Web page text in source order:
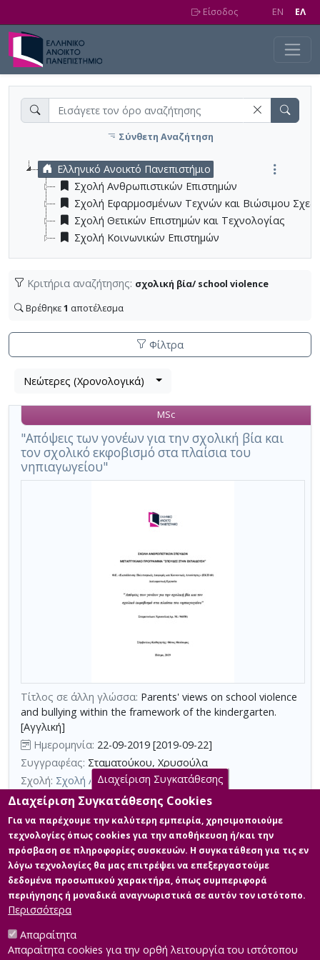
Είσοδος EN EΛ
Σύνθετη Αναζήτηση
Ελληνικό Ανοικτό Πανεπιστήμιο
Σχολή Ανθρωπιστικών Επιστημών
Σχολή Εφαρμοσμένων Τεχνών και Βιώσιμου
Σχολή Θετικών Επιστημών και Τεχνολογίας
Σχολή Κοινωνικών Επιστημών
Κριτήρια αναζήτησης: σχολική βία/ school violence
Βρέθηκε1 αποτέλεσμα
Φίλτρα
Βρέθηκε
αποτέλεσμα
,
σύνολο
σελίδων
χρήση
επιπλέον
κριτηρίων
αναζήτησης
Λίστα
τα
αποτελέσματα
αναζήτησης:
Νεώτερες (Χρονολογικά)
"Απόψεις των γονέων για την σχολική βία και
τον σχολικό εκφοβισμό στα πλαίσια του
νηπιαγωγείου"
MSc
Τίτλος σε άλλη γλώσσα: Parents' views on school violence
and bullying within the framework of the kindergarten.
[Αγγλική]
Ημερομηνία: 22-09-2019 [2019-09-22]
Συγγραφέας: Σταματούκου, Χρυσούλα
Σχολή: Σχολή Ανθρωπιστικών Επιστημών
Τμήμα: Επιστήμες της Αγωγής (ΕΚΠ)
Περίληψη (Abstract):
Η σχολική βία και ο εκφοβισμός αποτελούν
ένα θέμα που προβληματίζει ιδιαίτερα τους γονείς, τους
εκπαιδευτικούς, αλλά και την ευρύτερη κοινωνία. Πρόκειται για
ένα φαινόμενο πολυδιάστατο, με πολλαπλούς παράγοντες
πυροδότησης και εμπλοκής. Ένας εξ αυτών είναι η οικογένεια
που διαδραματίζει καθοριστικό ρόλο στη διαμόρφωση
στερεοτύπων, πεποιθήσεων και συμπεριφορών. Συνεπώς,
σκοπός της εργασίας είναι η ...
Διαχείριση Συγκατάθεσης
Διαχείριση Συγκατάθεσης Cookies
Για να παρέχουμε την καλύτερη εμπειρία, χρησιμοποιούμε
τεχνολογίες όπως cookies για την αποθήκευση ή/και την
πρόσβαση σε πληροφορίες συσκευών. Η συγκατάθεση για τις εν
λόγω τεχνολογίες θα μας επιτρέψει να επεξεργαστούμε
δεδομένα προσωπικού χαρακτήρα, όπως συμπεριφορά
περιήγησης ή μοναδικά αναγνωριστικά σε αυτόν τον ιστότοπο.
Περισσότερα
Απαραίτητα
Απαραίτητα cookies για την ορθή λειτουργία του ιστότοπου